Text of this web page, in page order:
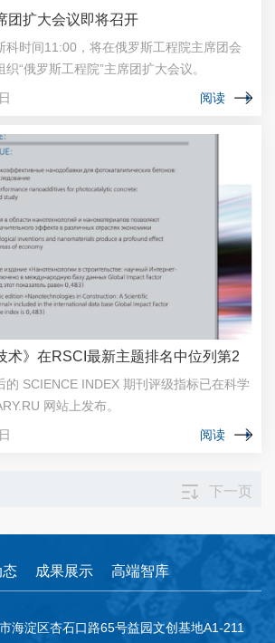
团扩大会议即将召开
科时间11:00，将在俄罗斯工程院主席团会
“俄罗斯工程院”主席团扩大会议。
阅读
术》在RSCI最新主题排名中位列第2
的 SCIENCE INDEX 期刊评级指标已在科学
网站上发布。
阅读
下一页
态 成果展示 高端智库
海淀区杏石口路65号益园文创基地A1-211